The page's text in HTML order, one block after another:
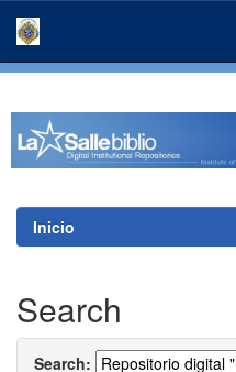
Inicio
Search
Search: